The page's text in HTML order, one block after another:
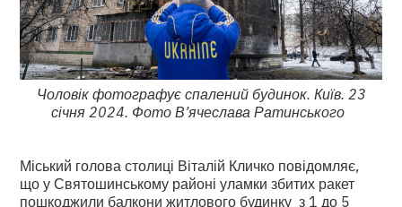
Чоловік фотографує спалений будинок. Київ. 23
січня 2024. Фото В’ячеслава Ратинського
Міський голова столиці Віталій Кличко повідомляє,
що у Святошинському районі уламки збитих ракет
пошкоджили балкони житлового будинку з 1 до 5